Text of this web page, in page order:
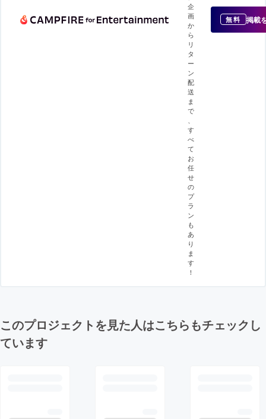
企
画
か
ら
リ
タ
ー
ン
配
送
ま
で
す
べ
て
お
任
せ
の
プ
ラ
ン
も
あ
り
ま
す
！
無料 掲載
このプロジェクトを見た人はこちらもチェックし
ています